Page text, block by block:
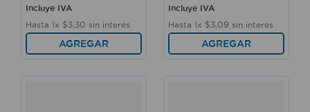
Incluye IVA
Hasta 1x $3 30 sin interés
AGREGAR
Incluye IVA
Hasta 1x $3 09 sin interés
AGREGAR